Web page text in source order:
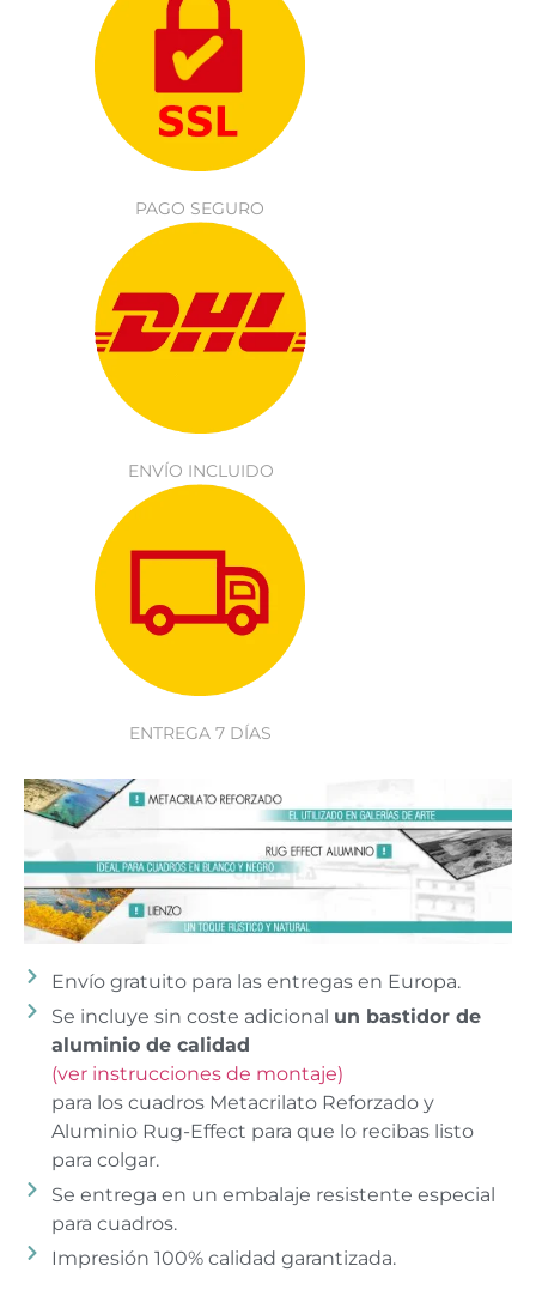
PAGO SEGURO
ENVÍO INCLUIDO
ENTREGA 7 DÍAS
Envío gratuito para las entregas en Europa.
Se incluye sin coste adicional un bastidor de
aluminio de calidad
(ver instrucciones de montaje)
para los cuadros Metacrilato Reforzado y
Aluminio Rug-Effect para que lo recibas listo
para colgar.
Se entrega en un embalaje resistente especial
para cuadros.
Impresión 100% calidad garantizada.